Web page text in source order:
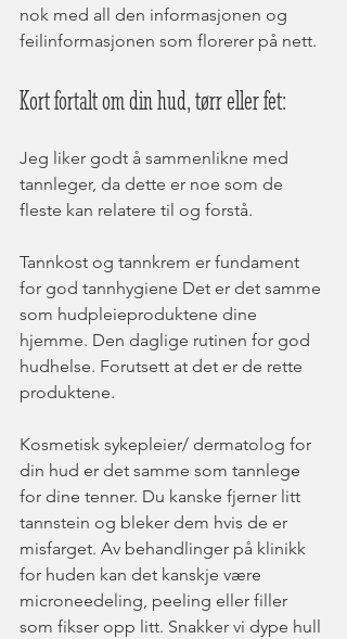
nok med all den informasjonen og
feilinformasjonen som florerer på nett.
Kort fortalt om din hud, tørr eller fet:
Jeg liker godt å sammenlikne med
tannleger, da dette er noe som de
fleste kan relatere til og forstå.
Tannkost og tannkrem er fundament
for god tannhygiene Det er det samme
som hudpleieproduktene dine
hjemme. Den daglige rutinen for god
hudhelse. Forutsett at det er de rette
produktene.
Kosmetisk sykepleier/ dermatolog for
din hud er det samme som tannlege
for dine tenner. Du kanske fjerner litt
tannstein og bleker dem hvis de er
misfarget. Av behandlinger på klinikk
for huden kan det kanskje være
microneedeling, peeling eller filler
som fikser opp litt. Snakker vi dype hull